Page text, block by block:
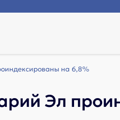
на 6,8%
Эл